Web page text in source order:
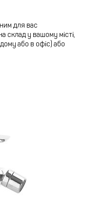
для вас
склад у вашому місті,
або в офіс) або